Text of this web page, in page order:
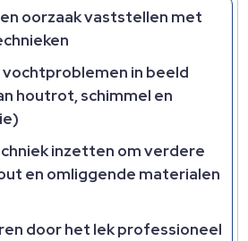
oorzaak vaststellen met
in beeld
houtrot, schimmel en
inzetten om verdere
en omliggende materialen
door het lek professioneel